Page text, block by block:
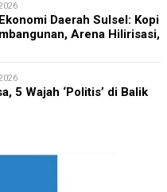
Daerah Sulsel: Kopi
Arena Hilirisasi,
5 Wajah ‘Politis’ di Balik